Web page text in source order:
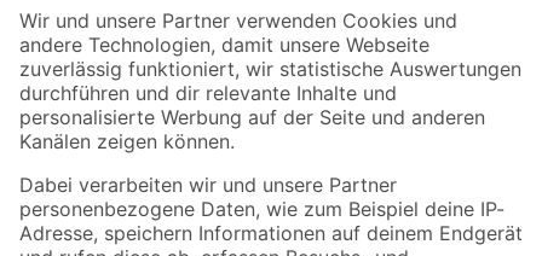
Der toom Newsletter: Keine Angebote und Aktionen mehr verpassen!
Zur Newsletter Anmeldung
Folge uns
Zahlungsarten Versandarten